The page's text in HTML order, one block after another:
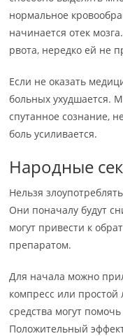
нормальное
начинается отек
рвота, нередко ей не
Если не оказать
больных ухудшается.
спутанное сознание,
боль усиливается.
Народные
Нельзя
Они поначалу будут
могут привести к
препаратом.
Для начала можно
компресс или простой
средства могут
Положительный